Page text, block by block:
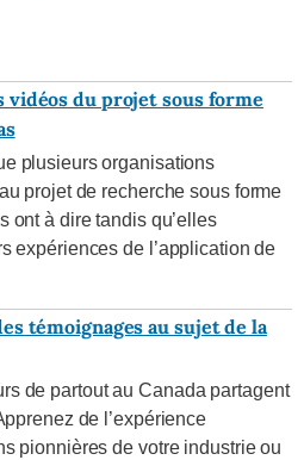
vidéos du projet sous forme
plusieurs organisations
projet de recherche sous forme
ont à dire tandis qu’elles
expériences de l’application de
témoignages au sujet de la
de partout au Canada partagent
de l’expérience
pionnières de votre industrie ou